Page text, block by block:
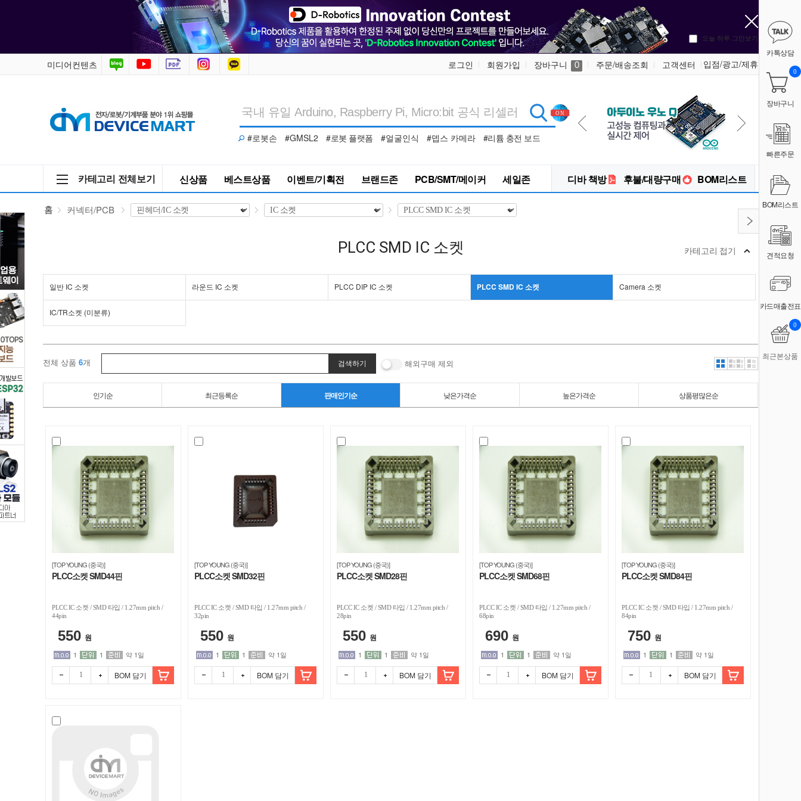
터/PCB
켓
>
IC
소
켓
>
PLCC
SMD
IC
소
켓
/
오늘 하루 그만보기
미디어컨텐츠 로그인 회원가입 장바구니 0 주문/배송조회 고객센터 입점/광고/제휴
#로봇손 #GMSL2 #로봇 플랫폼 #얼굴인식 #뎁스 카메라 #리튬 충전 보드
카테고리 전체보기 신상품 베스트상품 이벤트/기획전 브랜드존 PCB/SMT/메이커 세일존 디바 책방 후불/대량구매 BOM리스트
카톡상담
장바구니
0
빠른주문
BOM리스트
견적요청
카드매출전표
최근본상품
0
홈 커넥터/PCB
PLCC SMD IC 소켓 카테고리 접기
일반 IC 소켓 라운드 IC 소켓 PLCC DIP IC 소켓 PLCC SMD IC 소켓 Camera 소켓
IC/TR소켓 (미분류)
전체 상품 6개 해외구매 제외
인기순 최근등록순 판매인기순 낮은가격순 높은가격순 상품평많은순
[TOP YOUNG (중국)]
PLCC소켓 SMD44핀
PLCC IC 소켓 / SMD 타입 / 1.27mm pitch /
44pin
550 원
1 1 약 1일
BOM 담기
[TOP YOUNG (중국)]
PLCC소켓 SMD32핀
PLCC IC 소켓 / SMD 타입 / 1.27mm pitch /
32pin
550 원
1 1 약 1일
BOM 담기
[TOP YOUNG (중국)]
PLCC소켓 SMD28핀
PLCC IC 소켓 / SMD 타입 / 1.27mm pitch /
28pin
550 원
1 1 약 1일
BOM 담기
[TOP YOUNG (중국)]
PLCC소켓 SMD68핀
PLCC IC 소켓 / SMD 타입 / 1.27mm pitch /
68pin
690 원
1 1 약 1일
BOM 담기
[TOP YOUNG (중국)]
PLCC소켓 SMD84핀
PLCC IC 소켓 / SMD 타입 / 1.27mm pitch /
84pin
750 원
1 1 약 1일
BOM 담기